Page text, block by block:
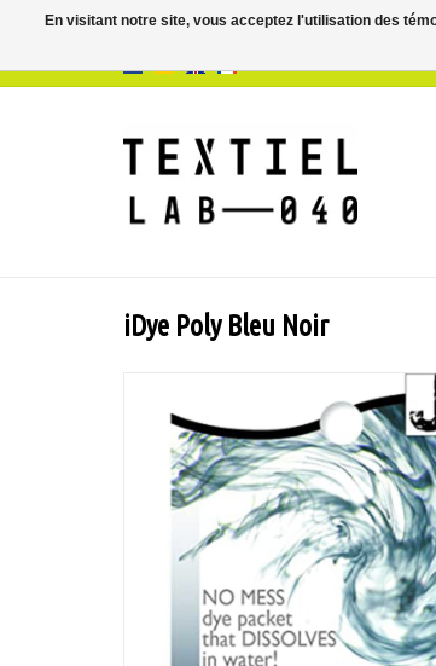
iDye Poly Bleu Noir
En visitant notre site, vous acceptez l'utilisation des